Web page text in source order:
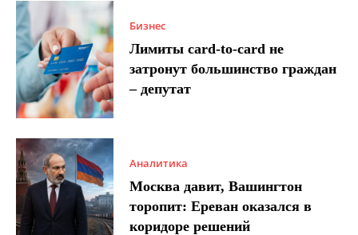
Бизнес
Лимиты card-to-card не
затронут большинство граждан
– депутат
Аналитика
Москва давит, Вашингтон
торопит: Ереван оказался в
коридоре решений